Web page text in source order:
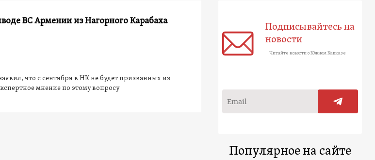
ВС Армении из Нагорного Карабаха
что с сентября в НК не будет призванных из
мнение по этому вопросу
Подписывайтесь на
новости
Читайте новости о Южном Кавказе
Популярное на сайте